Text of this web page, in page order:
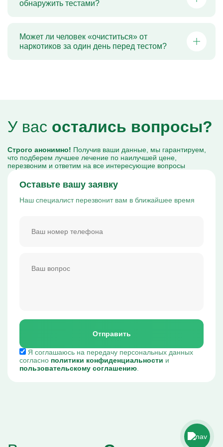
обнаружить тестами?
Может ли человек «очиститься» от
наркотиков за один день перед тестом?
У вас остались вопросы?
Строго анонимно! Получив ваши данные, мы гарантируем,
что подберем лучшее лечение по наилучшей цене,
перезвоним и ответим на все интересующие вопросы
Оставьте вашу заявку
Наш специалист перезвонит вам в ближайшее время
Отправить
Я соглашаюсь на передачу персональных данных
согласно политики конфиденциальности и
пользовательскому соглашению